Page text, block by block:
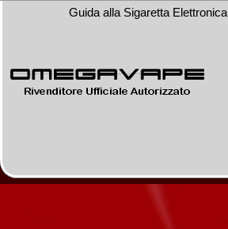
Guida alla Sigaretta Elettronica